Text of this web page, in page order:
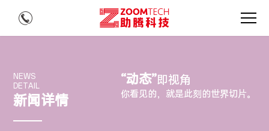
NEWS
DETAIL
新闻详情
“动态”即视角
你看见的，就是此刻的世界切片。